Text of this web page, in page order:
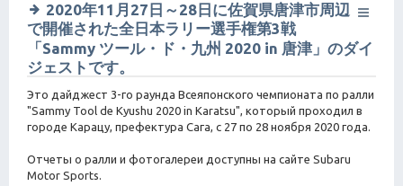
2020年11月27日～28日に佐賀県唐津市周辺
で開催された全日本ラリー選手権第3戦
「Sammy ツール・ド・九州 2020 in 唐津」のダイ
ジェストです。
Это дайджест 3-го раунда Всеяпонского чемпионата по ралли
"Sammy Tool de Kyushu 2020 in Karatsu", который проходил в
городе Карацу, префектура Сага, с 27 по 28 ноября 2020 года.
Отчеты о ралли и фотогалереи доступны на сайте Subaru
Motor Sports.